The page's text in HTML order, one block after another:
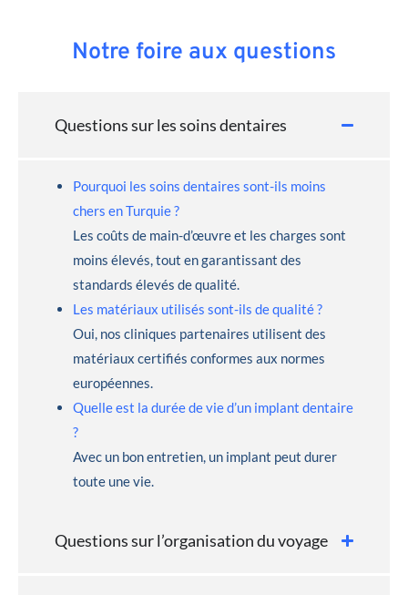
Notre foire aux questions
Questions sur les soins dentaires
Pourquoi les soins dentaires sont-ils moins
chers en Turquie ?
Les coûts de main-d’œuvre et les charges sont
moins élevés, tout en garantissant des
standards élevés de qualité.
Les matériaux utilisés sont-ils de qualité ?
Oui, nos cliniques partenaires utilisent des
matériaux certifiés conformes aux normes
européennes.
Quelle est la durée de vie d’un implant dentaire
?
Avec un bon entretien, un implant peut durer
toute une vie.
Questions sur l’organisation du voyage